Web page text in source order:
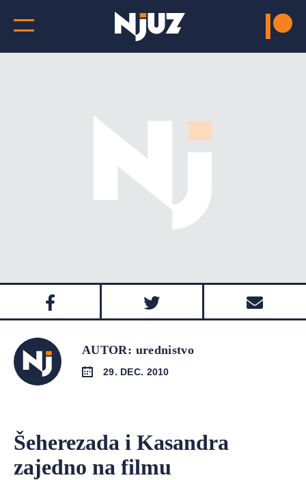
AUTOR: urednistvo
29. DEC. 2010
Šeherezada i Kasandra
zajedno na filmu